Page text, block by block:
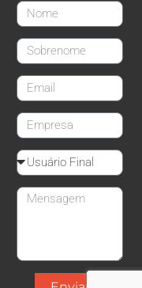
FirstName
LastName
email
CompanyName
Reseller
Message